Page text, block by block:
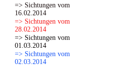
=> Sichtungen vom
16.02.2014
=> Sichtungen vom
28.02.2014
=> Sichtungen vom
01.03.2014
=> Sichtungen vom
02.03.2014